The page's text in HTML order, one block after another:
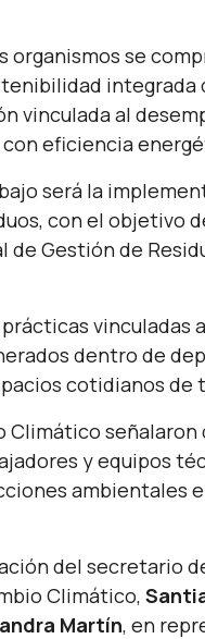
organismos se
vinculada al
eficiencia
será la
con el objetivo
Gestión de
vinculadas
dentro de
cotidianos de
Climático
y equipos
ambientales
del secretario
Climático,
Martín, en